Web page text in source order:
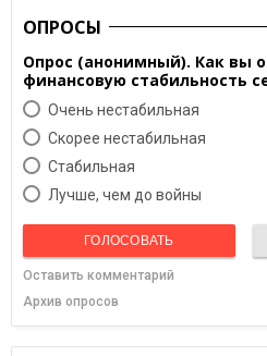
ОПРОСЫ
Опрос (анонимный). Как вы
финансовую стабильность
Очень нестабильная
Скорее нестабильная
Cтабильная
Лучше, чем до войны
ГОЛОСОВАТЬ
Оставить комментарий
Архив опросов